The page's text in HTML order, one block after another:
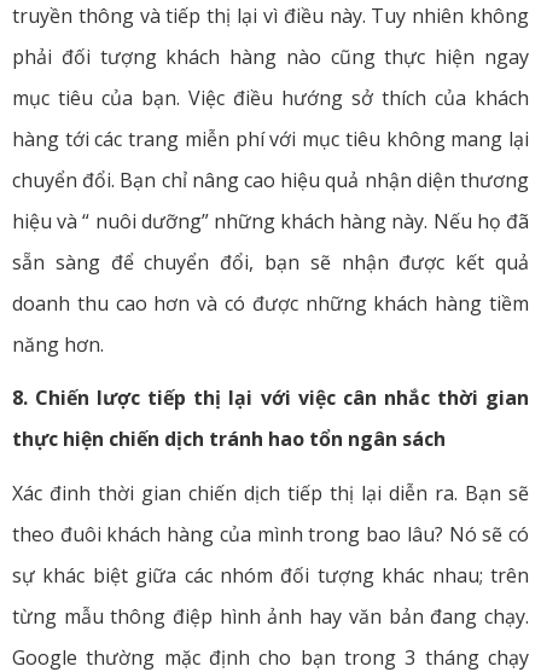
truyền thông và tiếp thị lại vì điều này. Tuy nhiên không
phải đối tượng khách hàng nào cũng thực hiện ngay
mục tiêu của bạn. Việc điều hướng sở thích của khách
hàng tới các trang miễn phí với mục tiêu không mang lại
chuyển đổi. Bạn chỉ nâng cao hiệu quả nhận diện thương
hiệu và “ nuôi dưỡng” những khách hàng này. Nếu họ đã
sẵn sàng để chuyển đổi, bạn sẽ nhận được kết quả
doanh thu cao hơn và có được những khách hàng tiềm
năng hơn.
8. Chiến lược tiếp thị lại với việc cân nhắc thời gian
thực hiện chiến dịch tránh hao tổn ngân sách
Xác đinh thời gian chiến dịch tiếp thị lại diễn ra. Bạn sẽ
theo đuôi khách hàng của mình trong bao lâu? Nó sẽ có
sự khác biệt giữa các nhóm đối tượng khác nhau; trên
từng mẫu thông điệp hình ảnh hay văn bản đang chạy.
Google thường mặc định cho bạn trong 3 tháng chạy